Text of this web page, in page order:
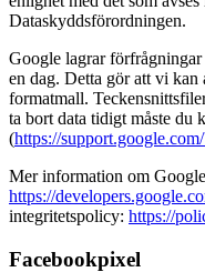
Dataskyddsförordningen.
Google lagrar
en dag. Detta gör att vi kan
formatmall.
ta bort data tidigt måste du
(https://
Mer information om
https://
integritetspolicy: https://
Facebookpixel